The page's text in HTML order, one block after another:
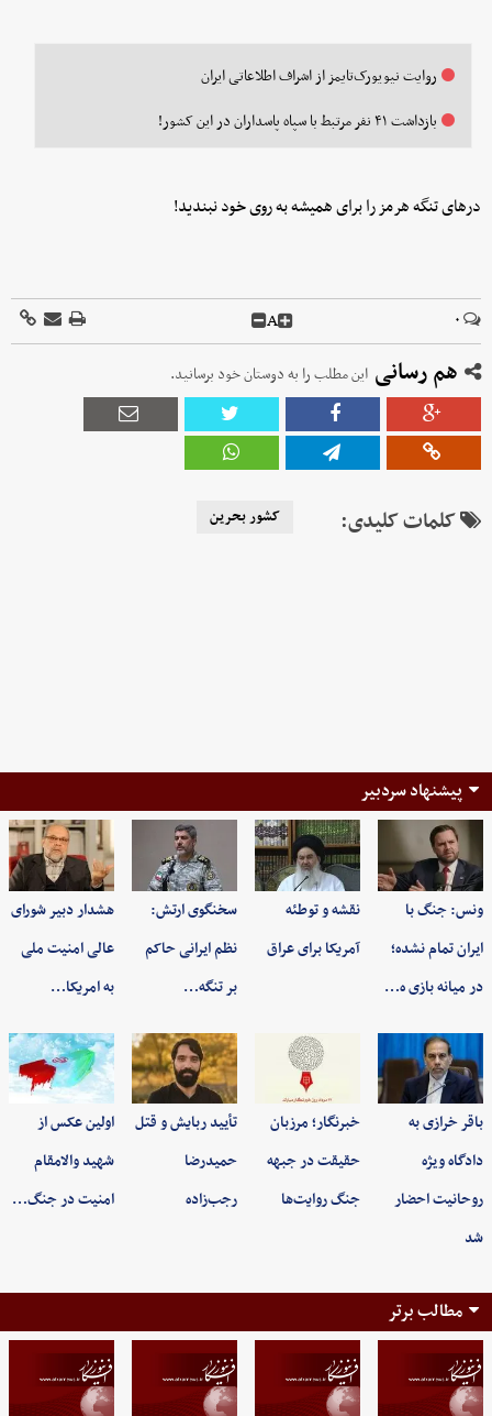
روایت نیویورک‌تایمز از اشراف اطلاعاتی ایران
بازداشت ۴۱ نفر مرتبط با سپاه پاسداران در این کشور!
درهای تنگه هرمز را برای همیشه به روی خود نبندید!
۰ A
هم رسانی این مطلب را به دوستان خود برسانید.
کلمات کلیدی: کشور بحرین
پیشنهاد سردبیر
ونس: جنگ با
ایران تمام نشده؛
در میانه بازی ه…
نقشه و توطئه
آمریکا برای عراق
سخنگوی ارتش:
نظم ایرانی حاکم
بر تنگه…
هشدار دبیر شورای
عالی امنیت ملی
به امریکا…
باقر خرازی به
دادگاه ویژه
روحانیت احضار
شد
خبرنگار؛ مرزبان
حقیقت در جبهه
جنگ روایت‌ها
تأیید ربایش و قتل
حمیدرضا
رجب‌زاده
اولین عکس از
شهید والامقام
امنیت در جنگ…
مطالب برتر